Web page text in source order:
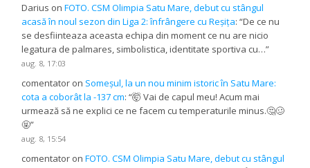
Darius onFOTO. CSM Olimpia Satu Mare, debut cu stângul
acasă în noul sezon din Liga 2: înfrângere cu Reșița: “De ce nu
se desfiinteaza aceasta echipa din moment ce nu are nicio
legatura de palmares, simbolistica, identitate sportiva cu…”
aug. 8, 17:03
comentator on Someșul, la un nou minim istoric în Satu Mare:
cota a coborât la -137 cm: “🤯 Vai de capul meu! Acum mai
urmează să ne explici ce ne facem cu temperaturile minus.🤔🥴
🤬”
aug. 8, 15:54
comentator onFOTO. CSM Olimpia Satu Mare, debut cu stângul